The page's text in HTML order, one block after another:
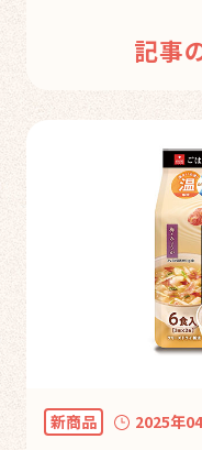
記事
2025年
新商品